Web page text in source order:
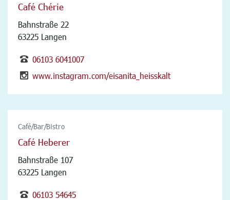
Café Chérie
Bahnstraße 22
63225 Langen
06103 6041007
www.instagram.com/eisanita_heisskalt
Café/Bar/Bistro
Café Heberer
Bahnstraße 107
63225 Langen
06103 54645